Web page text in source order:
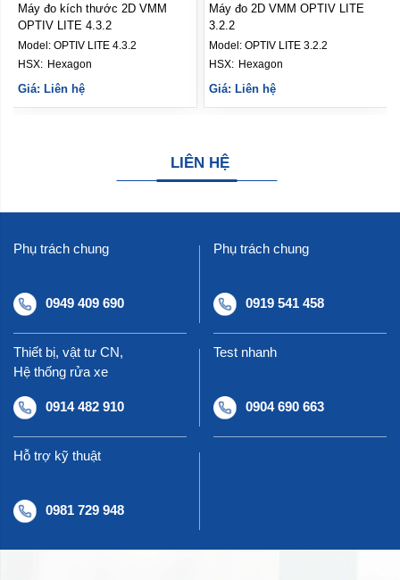
Máy đo kích thước 2D VMM
OPTIV LITE 4.3.2
Model: OPTIV LITE 4.3.2
Hexagon
Giá: Liên hệ
Máy đo 2D VMM OPTIV LITE
3.2.2
Model: OPTIV LITE 3.2.2
HSX: Hexagon
Giá: Liên hệ
LIÊN HỆ
Phụ trách chung
0949 409 690
Phụ trách chung
0919 541 458
Thiết bị, vật tư CN,
Hệ thống rửa xe
0914 482 910
Test nhanh
0904 690 663
Hỗ trợ kỹ thuật
0981 729 948